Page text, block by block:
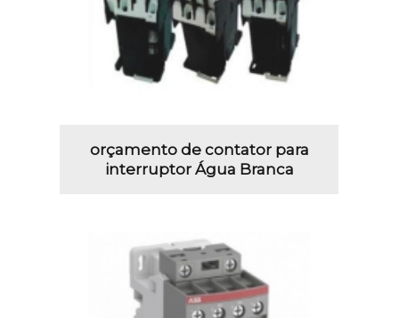
orçamento de contator para
interruptor Água Branca